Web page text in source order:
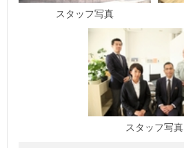
スタッフ写真
スタッフ写真